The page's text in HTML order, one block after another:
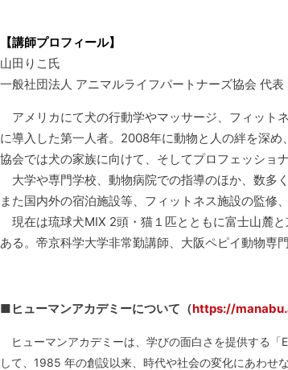
【講師プロフィール】
山田りこ氏
一般社団法人 アニマルライフパートナーズ協会 代表
アメリカにて犬の行動学やマッサージ、フィット
に導入した第一人者。2008年に動物と人の絆を深め
協会では犬の家族に向けて、そしてプロフェッショ
大学や専門学校、動物病院での指導のほか、数多
また国内外の宿泊施設等、フィットネス施設の監修
現在は琉球犬MIX 2頭・猫１匹とともに富士山麓
ある。帝京科学大学非常勤講師、大阪ペピイ動物専
■ヒューマンアカデミーについて（https://
ヒューマンアカデミーは、学びの面白さを提供する「
して、1985 年の創設以来、時代や社会の変化にあわせ